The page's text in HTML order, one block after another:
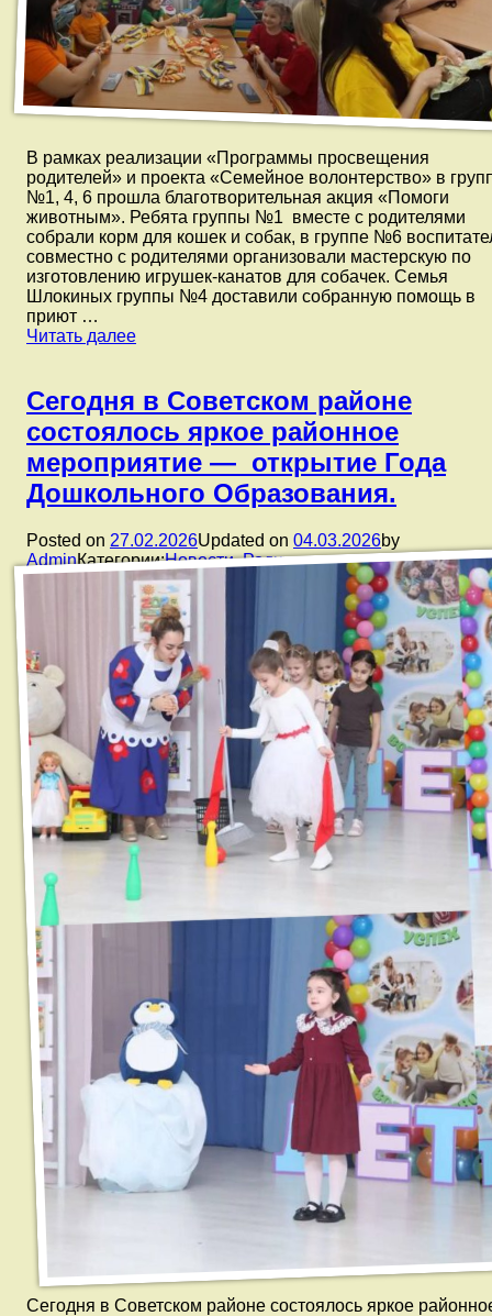
В рамках реализации «Программы просвещения
родителей» и проекта «Семейное волонтерство» в
№1, 4, 6 прошла благотворительная акция «Помоги
животным». Ребята группы №1 вместе с родителями
собрали корм для кошек и собак, в группе №6
совместно с родителями организовали мастерскую по
изготовлению игрушек-канатов для собачек. Семья
Шлокиных группы №4 доставили собранную помощь в
приют …
Читать далееВ
«Программы
просвещения
родителей»
и
проекта
«Семейное
волонтерство»
в
группах
№1,
4,
6
прошла
благотворительная
акция
«Помоги
животным».
Сегодня в Советском районе
состоялось яркое районное
мероприятие — открытие Года
Дошкольного Образования.
Posted on 27.02.2026Updated on 04.03.2026by
AdminКатегории:Новости,Родителям
Сегодня в Советском районе состоялось яркое